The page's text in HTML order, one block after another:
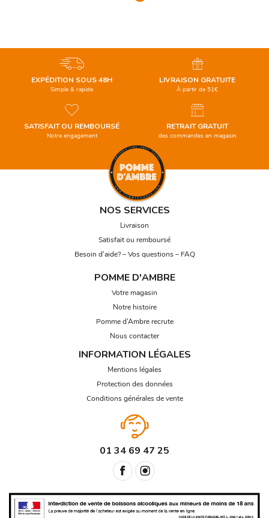
EXPÉDITION SOUS 48H
Simple & rapide
SATISFAIT OU REMBOURSÉ
Notre engagement
LIVRAISON GRATUITE
À partir de 51€
RETRAIT GRATUIT
des commandes en magasin
NOS SERVICES
Livraison
Satisfait ou remboursé
Besoin d’aide? – Vos questions – FAQ
POMME D'AMBRE
Votre magasin
Notre histoire
Pomme d’Ambre recrute
Nous contacter
INFORMATION LÉGALES
Mentions légales
Protection des données
Conditions générales de vente
01 34 69 47 25